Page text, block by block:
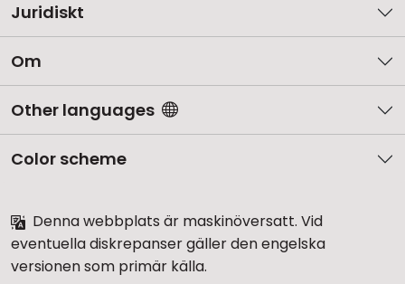
Juridiskt
Om
Other languages
Color scheme
Denna webbplats är maskinöversatt. Vid
eventuella diskrepanser gäller den engelska
versionen som primär källa.